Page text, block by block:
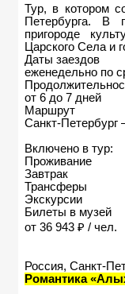
Тур, в котором
Петербурга. В
пригороде
Царского Села и
Даты заездов
еженедельно по
от 6 до 7 дней
Маршрут
Санкт-Петербург
Включено в тур:
Проживание
Завтрак
Трансферы
Экскурсии
Билеты в музей
от 36 943 ₽ / чел.
Россия, Санкт-
Романтика